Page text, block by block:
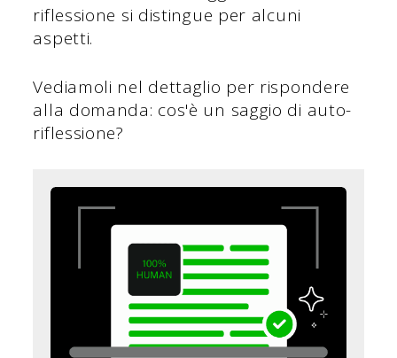
riflessione si distingue per alcuni
aspetti.
Vediamoli nel dettaglio per rispondere
alla domanda: cos'è un saggio di auto-
riflessione?